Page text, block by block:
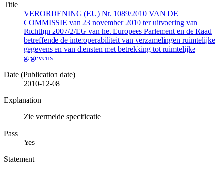
Title
VERORDENING (EU) Nr. 1089/2010 VAN DE
COMMISSIE van 23 november 2010 ter uitvoering van
Richtlijn 2007/2/EG van het Europees Parlement en de Raad
betreffende de interoperabiliteit van verzamelingen ruimtelijke
gegevens en van diensten met betrekking tot ruimtelijke
gegevens
Date (Publication date)
2010-12-08
Explanation
Zie vermelde specificatie
Pass
Yes
Statement